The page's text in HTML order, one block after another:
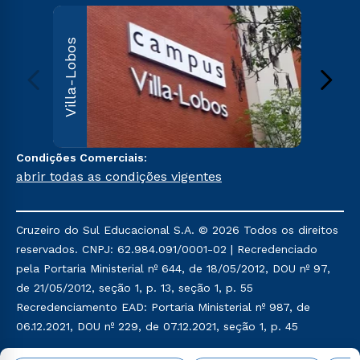
Villa-Lobos
Paulo,
Condições Comerciais:
abrir todas as condições vigentes
Cruzeiro do Sul Educacional S.A. © 2026 Todos os direitos
reservados. CNPJ: 62.984.091/0001-02 | Recredenciado
pela Portaria Ministerial nº 644, de 18/05/2012, DOU nº 97,
de 21/05/2012, seção 1, p. 13, seção 1, p. 55
Recredenciamento EAD: Portaria Ministerial nº 987, de
06.12.2021, DOU nº 229, de 07.12.2021, seção 1, p. 45
Política de Privacidade Política de Cookies